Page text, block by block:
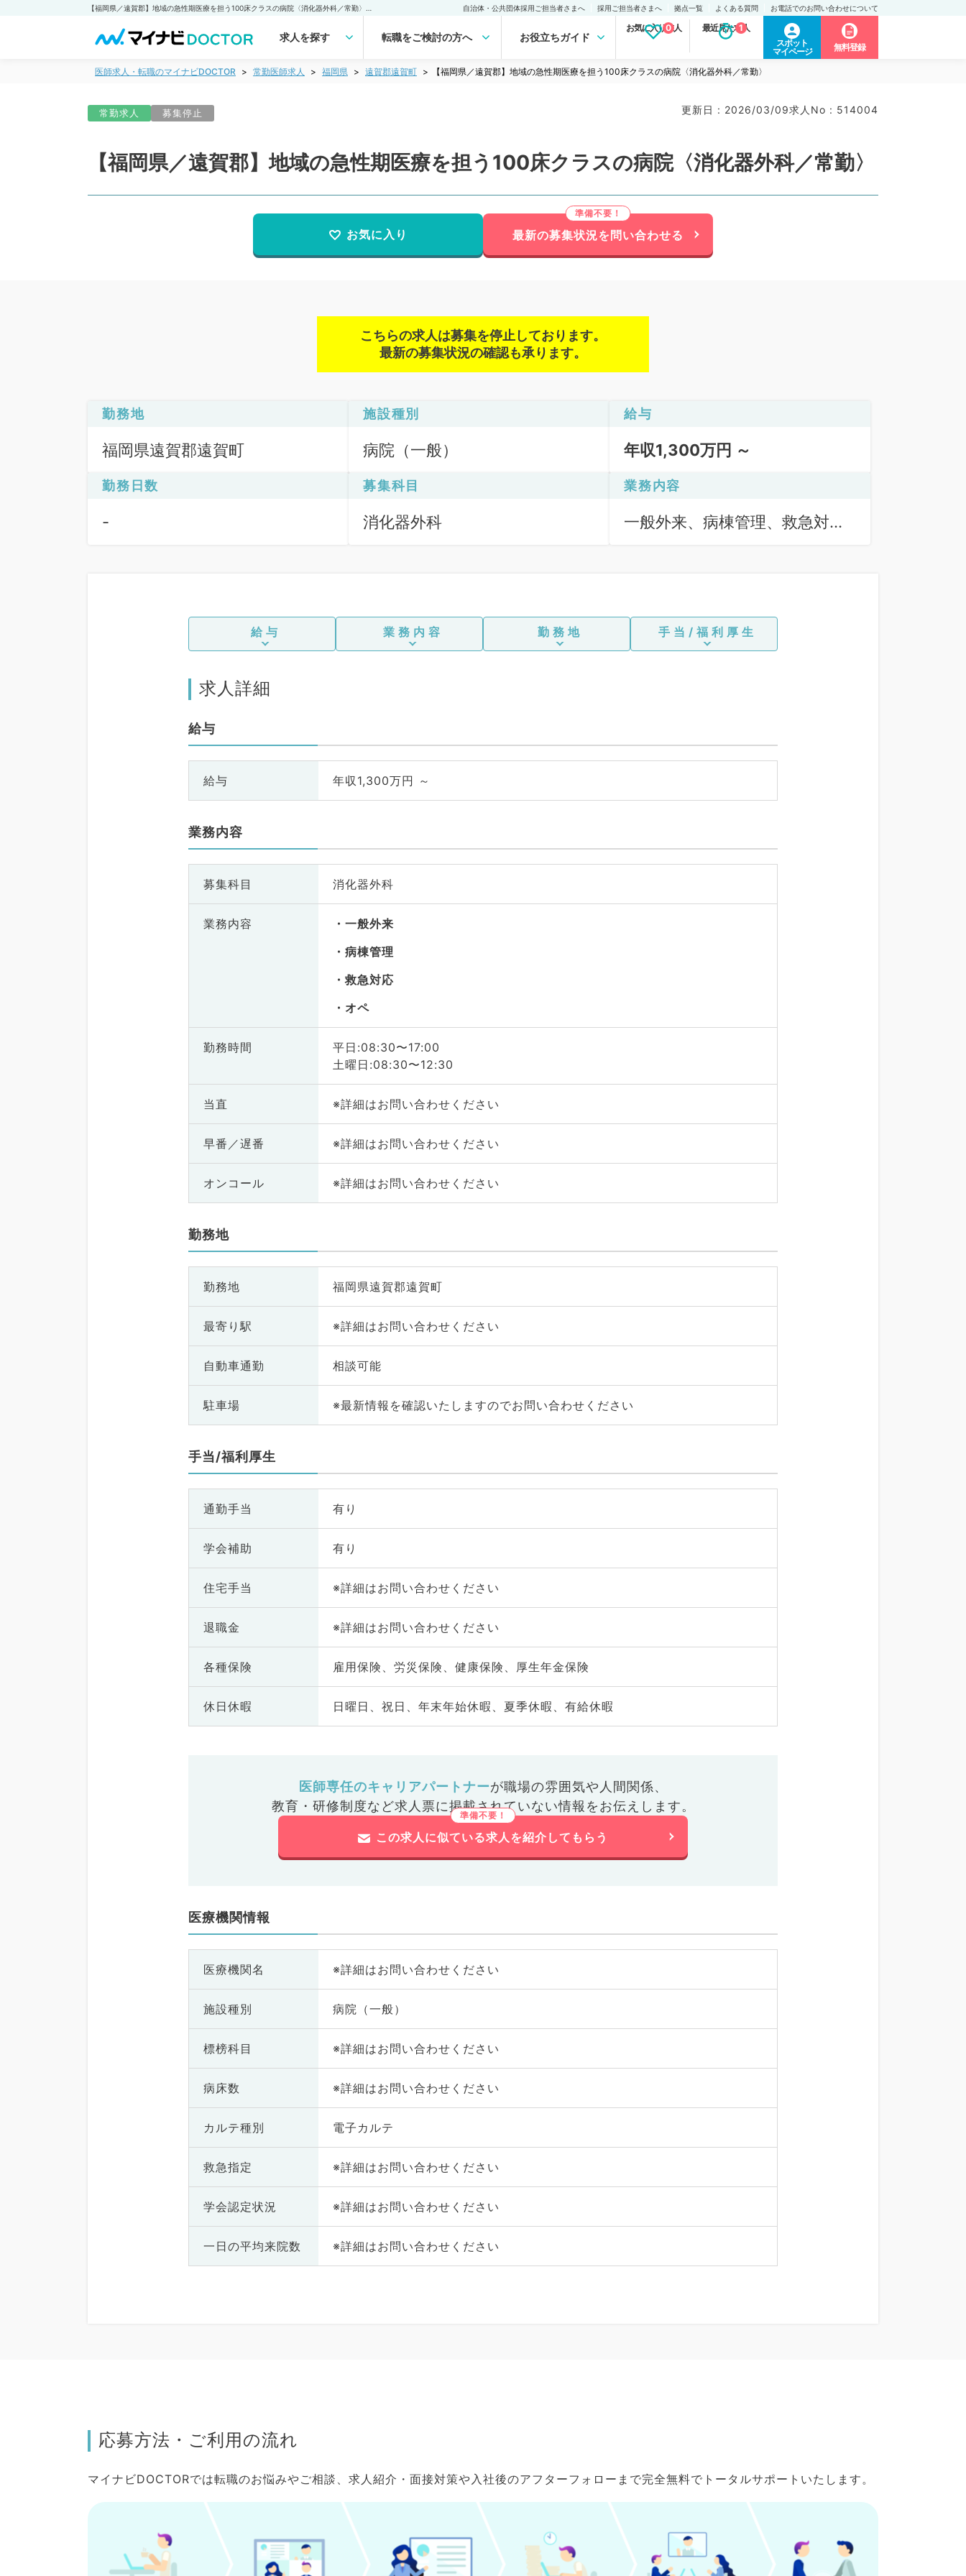
自治体・公共団体採用ご担当者さまへ 採用ご担当者さまへ 拠点一覧 よくある質問 お電話でのお問い合わせについて
求人を探す 転職をご検討の方へ お役立ちガイド
お気に入り求人
0 最近見た求人
1
スポット
マイページ
無料登録
医師求人・転職のマイナビDOCTOR 常勤医師求人 福岡県 遠賀郡遠賀町 【福岡県／遠賀郡】地域の急性期医療を担う100床クラスの病院〈消化器外科／常勤〉
常勤求人 募集停止 更新日 : 2026/03/09求人No : 514004
【福岡県／遠賀郡】地域の急性期医療を担う100床クラスの病院〈消化器外科／常勤〉
お気に入り 最新の募集状況を問い合わせる
こちらの求人は募集を停止しております。
最新の募集状況の確認も承ります。
勤務地
福岡県遠賀郡遠賀町
施設種別
病院（一般）
給与
年収1,300万円 ～
勤務日数
-
募集科目
消化器外科
業務内容
一般外来、病棟管理、救急対
給与 業務内容 勤務地 手当/福利厚生
求人詳細
給与
給与 年収1,300万円 ～
業務内容
募集科目 消化器外科
業務内容
一般外来
病棟管理
救急対応
オペ
勤務時間
平日:08:30〜17:00
土曜日:08:30〜12:30
当直 ※詳細はお問い合わせください
早番／遅番 ※詳細はお問い合わせください
オンコール ※詳細はお問い合わせください
勤務地
勤務地 福岡県遠賀郡遠賀町
最寄り駅 ※詳細はお問い合わせください
自動車通勤 相談可能
駐車場 ※最新情報を確認いたしますのでお問い合わせください
手当/福利厚生
通勤手当 有り
学会補助 有り
住宅手当 ※詳細はお問い合わせください
退職金 ※詳細はお問い合わせください
各種保険 雇用保険、労災保険、健康保険、厚生年金保険
休日休暇 日曜日、祝日、年末年始休暇、夏季休暇、有給休暇
医師専任のキャリアパートナーが職場の雰囲気や人間関係、
教育・研修制度など求人票に掲載されていない情報をお伝えします。
この求人に似ている求人を紹介してもらう
医療機関情報
医療機関名 ※詳細はお問い合わせください
施設種別 病院（一般）
標榜科目 ※詳細はお問い合わせください
病床数 ※詳細はお問い合わせください
カルテ種別 電子カルテ
救急指定 ※詳細はお問い合わせください
学会認定状況 ※詳細はお問い合わせください
一日の平均来院数 ※詳細はお問い合わせください
応募方法・ご利用の流れ
マイナビDOCTORでは転職のお悩みやご相談、求人紹介・面接対策や入社後のアフターフォローまで完全無料でトータルサポートいたします。